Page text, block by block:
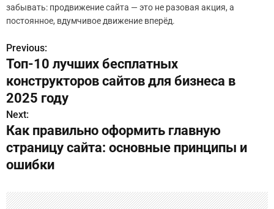
забывать: продвижение сайта — это не разовая акция, а
постоянное, вдумчивое движение вперёд.
Н
а
в
и
г
а
ц
Previous:
Топ-10 лучших бесплатных
конструкторов сайтов для бизнеса в
2025 году
Next:
Как правильно оформить главную
страницу сайта: основные принципы и
ошибки